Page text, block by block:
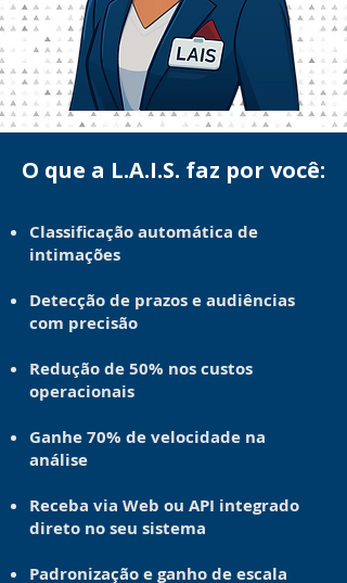
O que a L.A.I.S. faz por você:
Classificação automática de
intimações
Detecção de prazos e audiências
com precisão
Redução de 50% nos custos
operacionais
Ganhe 70% de velocidade na
análise
Receba via Web ou API integrado
direto no seu sistema
Padronização e ganho de escala